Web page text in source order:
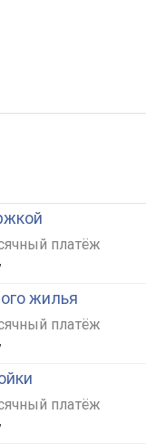
платёж
жилья
платёж
платёж